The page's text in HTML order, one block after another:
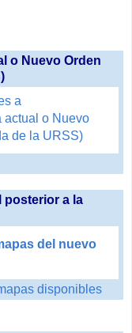
o Nuevo Orden
a
actual o Nuevo
de la URSS)
posterior a la
del nuevo
disponibles